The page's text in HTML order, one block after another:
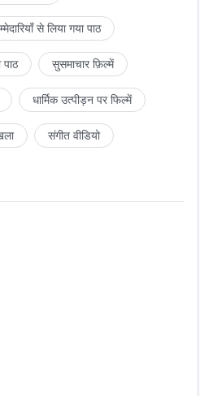
से लिया गया पाठ
सुसमाचार फ़िल्में
धार्मिक उत्पीड़न पर फिल्में
संगीत वीडियो